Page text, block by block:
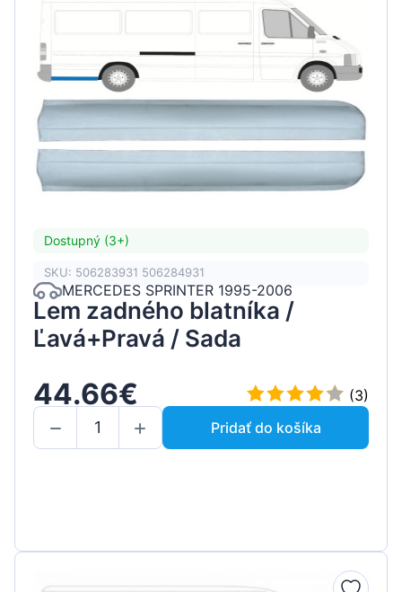
Dostupný (3+)
SKU: 506283931 506284931
MERCEDES SPRINTER 1995-2006
Lem zadného blatníka /
Ľavá+Pravá / Sada
44.66€
(3)
Pridať do košíka